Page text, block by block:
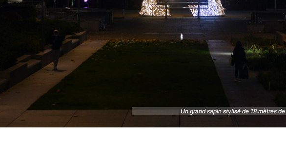
Un grand sapin stylisé de 18 mètres
Un grand sapin stylisé de 18 mètres